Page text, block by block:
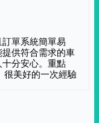
單系統簡單易
供符合需求的車
分安心。重點
很美好的一次經驗